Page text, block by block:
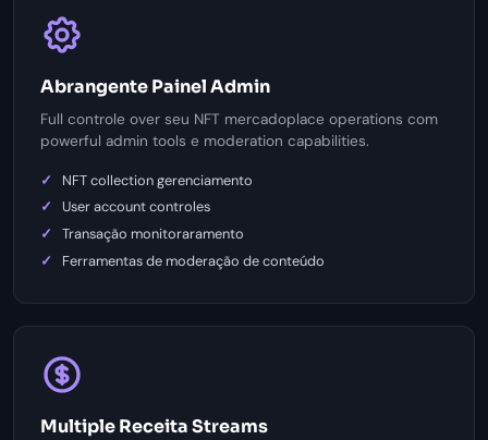
Abrangente Painel Admin
Full controle over seu NFT mercadoplace operations com
powerful admin tools e moderation capabilities.
NFT collection gerenciamento
User account controles
Transação monitoraramento
Ferramentas de moderação de conteúdo
Multiple Receita Streams